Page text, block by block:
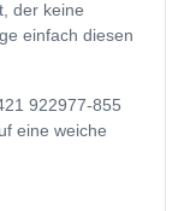
der keine
einfach diesen
922977-855
eine weiche